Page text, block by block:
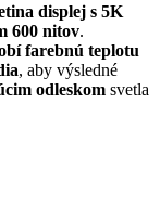
displej s 5K
600 nitov.
farebnú teplotu
, aby výsledné
odleskom svetla